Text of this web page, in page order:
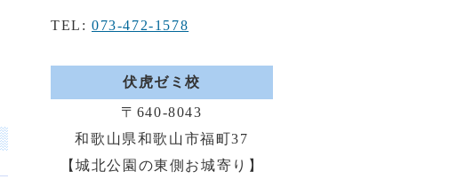
TEL: 073-472-1578
伏虎ゼミ校
〒640-8043
和歌山県和歌山市福町37
【城北公園の東側お城寄り】